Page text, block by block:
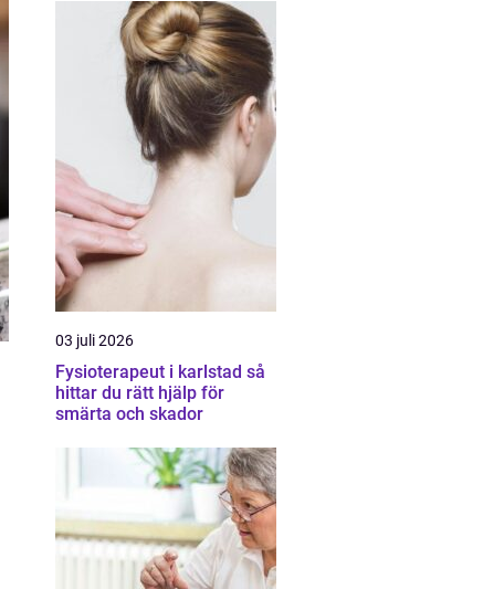
03 juli 2026
Fysioterapeut i karlstad så
hittar du rätt hjälp för
smärta och skador